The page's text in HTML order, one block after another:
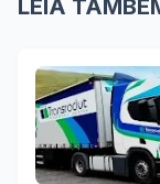
LEIA